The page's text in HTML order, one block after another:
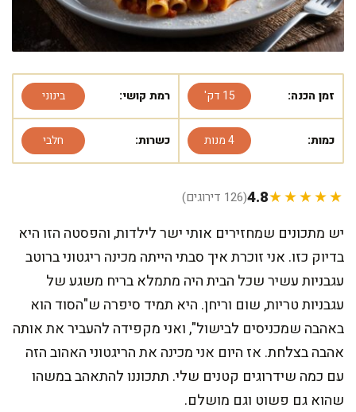
זמן הכנה: 15 דק' רמת קושי: בינוני
כמות: 4 מנות כשרות: חלבי
★★★★★
4.8(126 דירוגים)
יש מתכונים שמחזירים אותי ישר לילדות, והפסטה הזו היא
בדיוק כזו. אני זוכרת איך סבתי הייתה מכינה ריגטוני ברוטב
עגבניות עשיר שכל הבית היה מתמלא בריח משגע של
עגבניות טריות, שום וריחן. היא תמיד סיפרה ש"הסוד הוא
באהבה שמכניסים לבישול", ואני מקפידה להעביר את אותה
אהבה בצלחת. אז היום אני מכינה את הריגטוני האהוב הזה
עם כמה שידרוגים קטנים שלי. תתכוננו להתאהב במשהו
שהוא גם פשוט וגם מושלם.